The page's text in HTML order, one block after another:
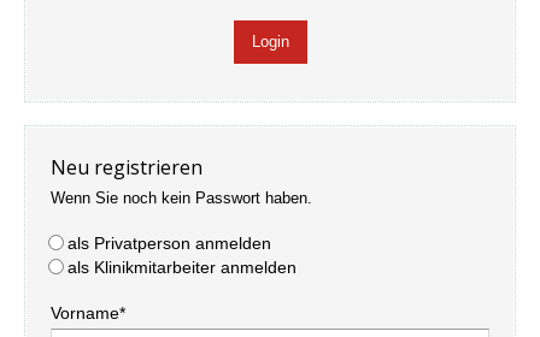
Neu registrieren
Wenn Sie noch kein Passwort haben.
als Privatperson anmelden
als Klinikmitarbeiter anmelden
Vorname*